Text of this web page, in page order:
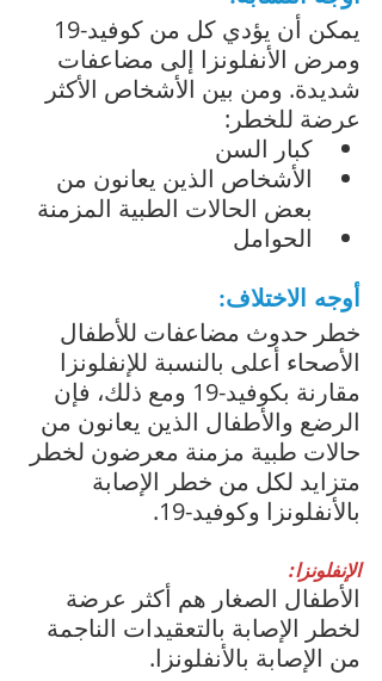
ومرض الأنفلونزا إلى مضاعفات
شديدة. ومن بين الأشخاص الأكثر
عرضة للخطر:
كبار السن
الأشخاص الذين يعانون من
بعض الحالات الطبية المزمنة
الحوامل
أوجه الاختلاف:
خطر حدوث مضاعفات للأطفال
الأصحاء أعلى بالنسبة للإنفلونزا
مقارنة بكوفيد-19 ومع ذلك، فإن
الرضع والأطفال الذين يعانون من
حالات طبية مزمنة معرضون لخطر
متزايد لكل من خطر الإصابة
بالأنفلونزا وكوفيد-19.
الإنفلونزا:
الأطفال الصغار هم أكثر عرضة
لخطر الإصابة بالتعقيدات الناجمة
من الإصابة بالأنفلونزا.